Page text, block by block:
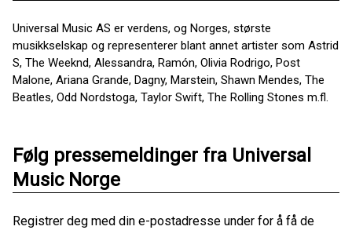
Universal Music AS er verdens, og Norges, største
musikkselskap og representerer blant annet artister som Astrid
S, The Weeknd, Alessandra, Ramón, Olivia Rodrigo, Post
Malone, Ariana Grande, Dagny, Marstein, Shawn Mendes, The
Beatles, Odd Nordstoga, Taylor Swift, The Rolling Stones m.fl.
Følg pressemeldinger fra Universal
Music Norge
Registrer deg med din e-postadresse under for å få de